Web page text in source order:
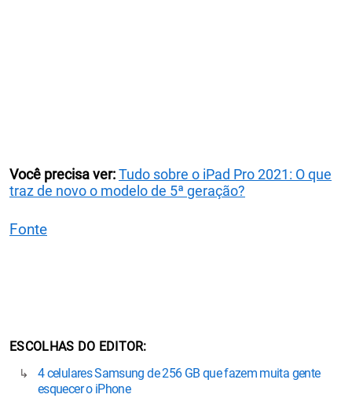
Você precisa ver:Tudo sobre o iPad Pro 2021: O que
traz de novo o modelo de 5ª geração?
Fonte
ESCOLHAS DO EDITOR
4 celulares Samsung de 256 GB que fazem muita gente
esquecer o iPhone